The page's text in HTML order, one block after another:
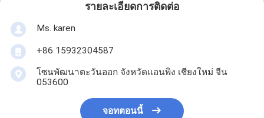
รายละเอียดการติดต่อ
Ms. karen
+86 15932304587
โซนพัฒนาตะวันออก จังหวัดแอนพิง เชียงใหม่ จีน
053600
จอทตอนนี้